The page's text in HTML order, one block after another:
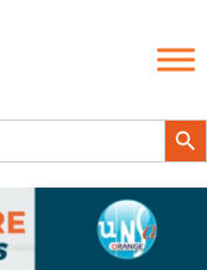
Search